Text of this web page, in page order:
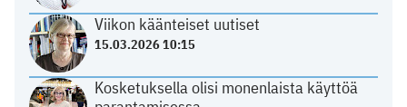
Viikon käänteiset uutiset
15.03.2026 10:15
Kosketuksella olisi monenlaista käyttöä